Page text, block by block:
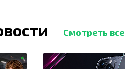
Смотреть все